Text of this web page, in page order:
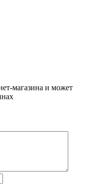
магазина и может